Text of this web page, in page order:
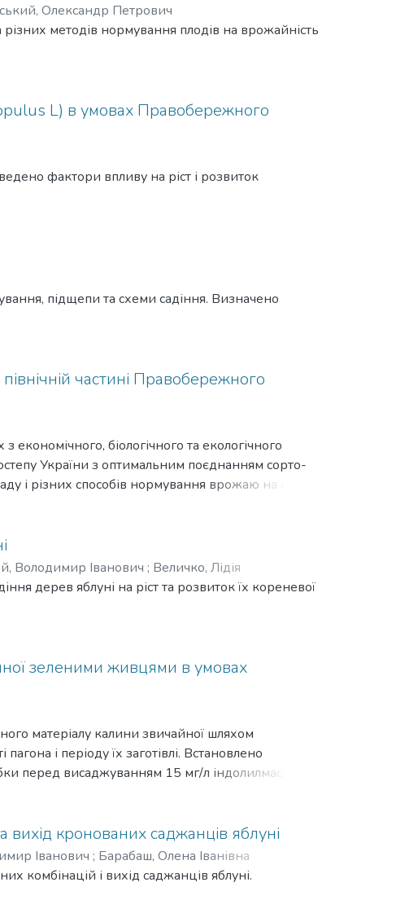
Олександр Петрович
методів нормування плодів на врожайність
L) в умовах Правобережного
фактори впливу на ріст і розвиток
підщепи та схеми садіння. Визначено
частині Правобережного
біологічного та екологічного
України з оптимальним поєднанням сорто-
і різних способів нормування врожаю на силу
у виробництво.
Володимир Іванович ; Величко, Лідія
дерев яблуні на ріст та розвиток їх кореневої
зеленими живцями в умовах
матеріалу калини звичайної шляхом
і періоду їх заготівлі. Встановлено
перед висаджуванням 15 мг/л індолилмасляної
л. Оптимальним типом живця для калини
показники дво- і одновузлових; хоч
для ефективного живцювання.
істотне зменшення укорінюваності й
дорощування в контейнерах при
кронованих саджанців яблуні
Іванович ; Барабаш, Олена Іванівна
комбінацій і вихід саджанців яблуні.